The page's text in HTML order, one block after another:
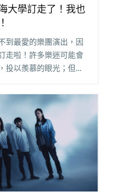
大學訂走了！我也
到最愛的樂團演出，因
走啦！許多樂迷可能會
投以羨慕的眼光；但是
對今年的聖誕夜又愛又
啦！「東海建築、音
對」和搖滾閱讀全文
訂走了！我也想去台中